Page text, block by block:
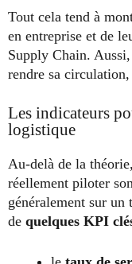
Tout cela tend à
en entreprise et de
Supply Chain.
rendre sa
Les indicateurs
logistique
Au-delà de la
réellement piloter
généralement sur un
de quelques KPI